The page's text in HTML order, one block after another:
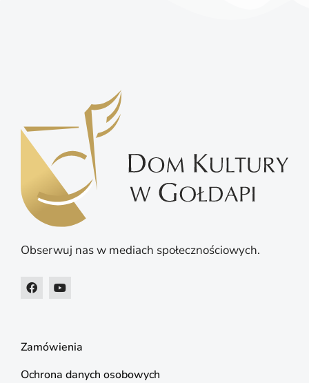
Obserwuj nas w mediach społecznościowych.
Zamówienia
Ochrona danych osobowych